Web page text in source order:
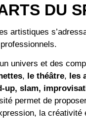
DU
artistiques
univers et des
, le théâtre, les
up, slam,
permet de
la créativité